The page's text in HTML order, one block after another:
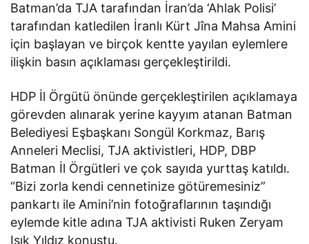
Batman’da TJA tarafından İran’da ‘Ahlak Polisi’
tarafından katledilen İranlı Kürt Jîna Mahsa Amini
için başlayan ve birçok kentte yayılan eylemlere
ilişkin basın açıklaması gerçekleştirildi.
HDP İl Örgütü önünde gerçekleştirilen açıklamaya
görevden alınarak yerine kayyım atanan Batman
Belediyesi Eşbaşkanı Songül Korkmaz, Barış
Anneleri Meclisi, TJA aktivistleri, HDP, DBP
Batman İl Örgütleri ve çok sayıda yurttaş katıldı.
“Bizi zorla kendi cennetinize götüremesiniz”
pankartı ile Amini’nin fotoğraflarının taşındığı
eylemde kitle adına TJA aktivisti Ruken Zeryam
Işık Yıldız konuştu.